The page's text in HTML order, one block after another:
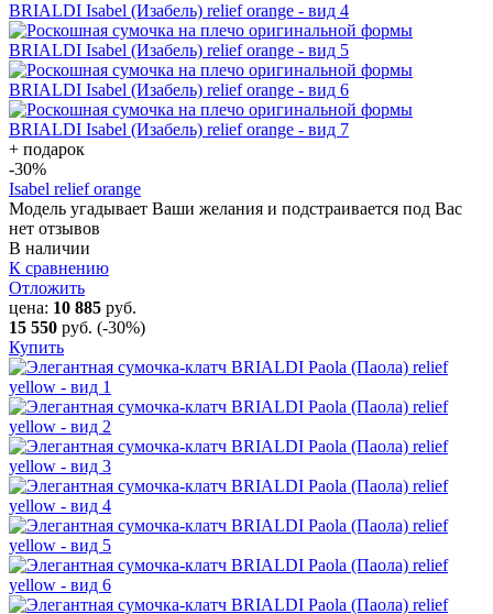
+ подарок
-30%
Isabel relief orange
Модель угадывает Ваши желания и подстраивается под Вас
нет отзывов
В наличии
К сравнению
Отложить
цена: 10 885 руб.
15 550 руб. (-30%)
Купить